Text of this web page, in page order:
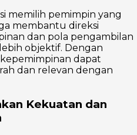
memilih pemimpin yang
membantu direksi
dan pola pengambilan
objektif. Dengan
dapat
dan relevan dengan
Kekuatan dan